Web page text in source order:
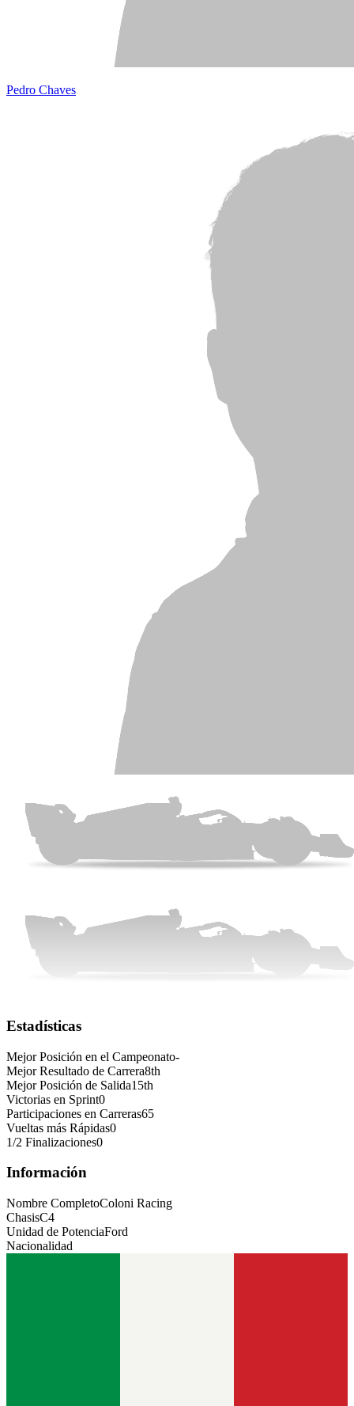
Pedro Chaves
Estadísticas
Mejor Posición en el Campeonato-
Mejor Resultado de Carrera8th
Mejor Posición de Salida15th
Victorias en Sprint0
Participaciones en Carreras65
Vueltas más Rápidas0
1/2 Finalizaciones0
Información
Nombre CompletoColoni Racing
ChasisC4
Unidad de PotenciaFord
Nacionalidad